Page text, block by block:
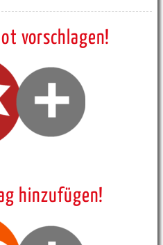
vorschlagen!
hinzufügen!